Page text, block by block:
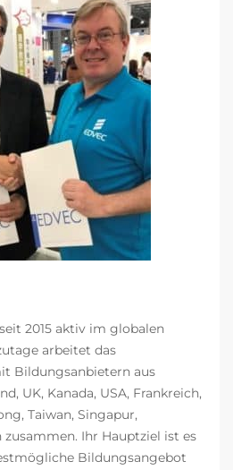
2015 aktiv im globalen
arbeitet das
Bildungsanbietern aus
UK, Kanada, USA, Frankreich,
Taiwan, Singapur,
zusammen. Ihr Hauptziel ist es
Bildungsangebot